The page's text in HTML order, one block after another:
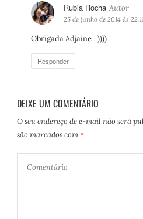
Rubia Rocha
i
25 de junho de 2014 às 22:11
Obrigada Adjaine =))))
Responder
DEIXE UM COMENTÁRIO
O seu endereço de e-mail não será
são marcados com *